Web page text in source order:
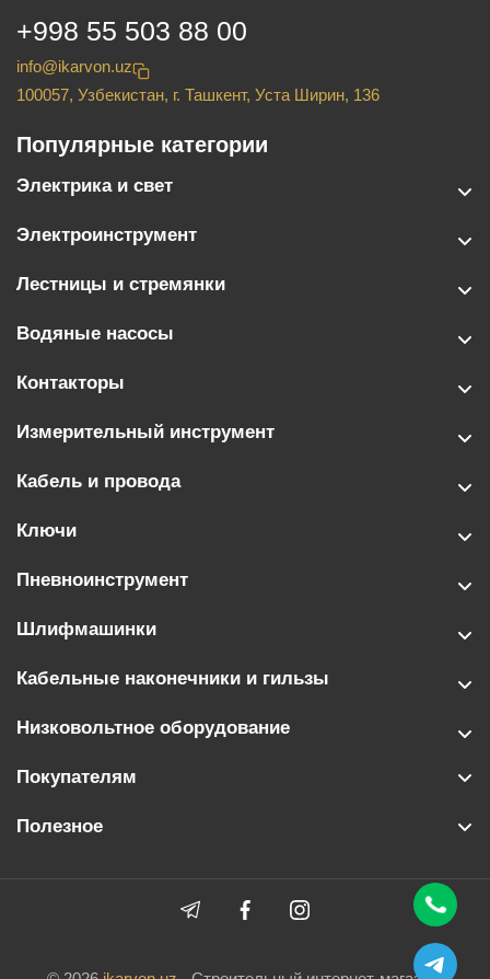
+998 55 503 88 00
info@ikarvon.uz
100057, Узбекистан, г. Ташкент, Уста Ширин, 136
Популярные категории
Электрика и свет
Электроинструмент
Лестницы и стремянки
Водяные насосы
Контакторы
Измерительный инструмент
Кабель и провода
Ключи
Пневноинструмент
Шлифмашинки
Кабельные наконечники и гильзы
Низковольтное оборудование
Покупателям
Полезное